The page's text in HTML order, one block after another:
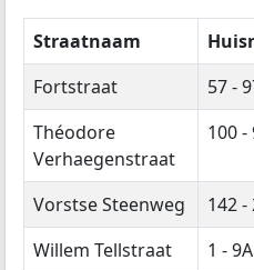
Straatnaam
Fortstraat
57 -
Théodore
Verhaegenstraat
100 -
Vorstse Steenweg 142 -
Willem Tellstraat
1 - 9A